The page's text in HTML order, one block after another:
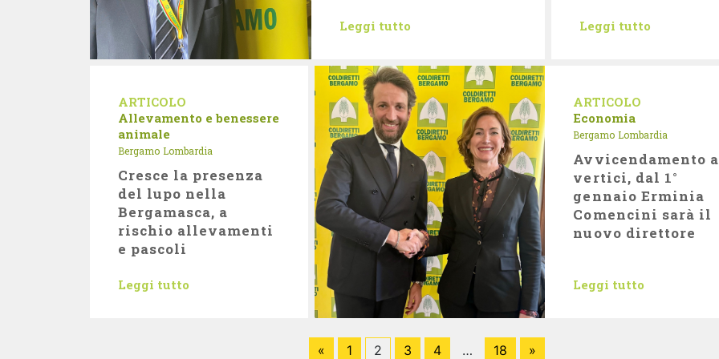
Leggi tutto Leggi tutto
ARTICOLO
Allevamento e benessere
animale
Bergamo Lombardia
Cresce la presenza
del lupo nella
Bergamasca, a
rischio allevamenti
e pascoli
Leggi tutto
ARTICOLO
Economia
Bergamo Lombardia
Avvicendamento
vertici, dal 1°
gennaio Erminia
Comencini sarà il
nuovo direttore
Leggi tutto
« 1 2 3 4 … 18 »